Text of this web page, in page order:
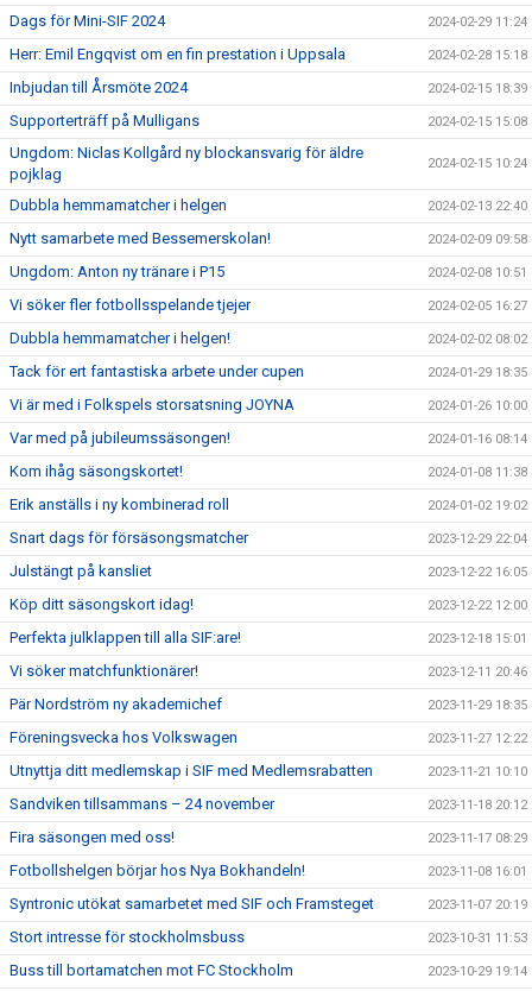
Dags för Mini-SIF 2024 2024-02-29 11:24
Herr: Emil Engqvist om en fin prestation i Uppsala 2024-02-28 15:18
Inbjudan till Årsmöte 2024 2024-02-15 18:39
Supporterträff på Mulligans 2024-02-15 15:08
Ungdom: Niclas Kollgård ny blockansvarig för äldre
pojklag
2024-02-15 10:24
Dubbla hemmamatcher i helgen 2024-02-13 22:40
Nytt samarbete med Bessemerskolan! 2024-02-09 09:58
Ungdom: Anton ny tränare i P15 2024-02-08 10:51
Vi söker fler fotbollsspelande tjejer 2024-02-05 16:27
Dubbla hemmamatcher i helgen! 2024-02-02 08:02
Tack för ert fantastiska arbete under cupen 2024-01-29 18:35
Vi är med i Folkspels storsatsning JOYNA 2024-01-26 10:00
Var med på jubileumssäsongen! 2024-01-16 08:14
Kom ihåg säsongskortet! 2024-01-08 11:38
Erik anställs i ny kombinerad roll 2024-01-02 19:02
Snart dags för försäsongsmatcher 2023-12-29 22:04
Julstängt på kansliet 2023-12-22 16:05
Köp ditt säsongskort idag! 2023-12-22 12:00
Perfekta julklappen till alla SIF:are! 2023-12-18 15:01
Vi söker matchfunktionärer! 2023-12-11 20:46
Pär Nordström ny akademichef 2023-11-29 18:35
Föreningsvecka hos Volkswagen 2023-11-27 12:22
Utnyttja ditt medlemskap i SIF med Medlemsrabatten 2023-11-21 10:10
Sandviken tillsammans – 24 november 2023-11-18 20:12
Fira säsongen med oss! 2023-11-17 08:29
Fotbollshelgen börjar hos Nya Bokhandeln! 2023-11-08 16:01
Syntronic utökat samarbetet med SIF och Framsteget 2023-11-07 20:19
Stort intresse för stockholmsbuss 2023-10-31 11:53
Buss till bortamatchen mot FC Stockholm 2023-10-29 19:14